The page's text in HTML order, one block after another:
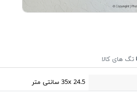
تگ های کالا
35x 24.5 سانتی متر